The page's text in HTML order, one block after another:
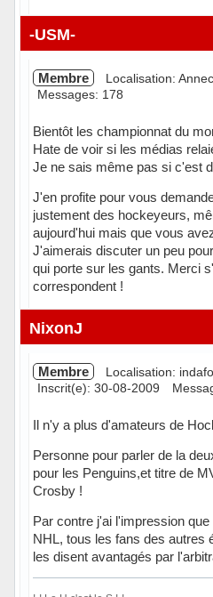
Hors ligne
-USM-
Membre Localisation:
Messages: 178
Bientôt les championnat du
Hate de voir si les médias
Je ne sais même pas si c'est
J'en profite pour vous
justement des hockeyeurs,
aujourd'hui mais que vous
J'aimerais discuter un peu
qui porte sur les gants. Merci
correspondent !
Hors ligne
NixonJ
Membre
Localisation:
Inscrit(e): 30-08-2009
Il n'y a plus d'amateurs de
Personne pour parler de la
pour les Penguins,et titre de
Crosby !
Par contre j'ai l'impression
NHL, tous les fans des autres
les disent avantagés par